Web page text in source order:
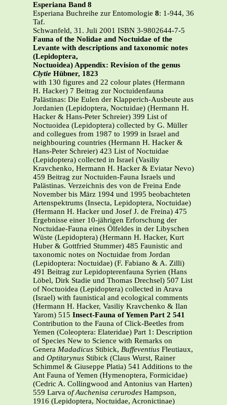
Esperiana Band 8
Esperiana Buchreihe zur Entomologie 8: 1-944, 36
Taf.
Schwanfeld, 31. Juli 2001 ISBN 3-9802644-7-5
Fauna of the Nolidae and Noctuidae of the
Levante with descriptions and taxonomic notes
(Lepidoptera,
Noctuoidea) Appendix: Revision of the genus
Clytie Hübner, 1823
with 130 figures and 22 colour plates (Hermann
H. Hacker) 7 Beitrag zur Noctuidenfauna
Palästinas: Die Eulen der Klapperich-Ausbeute aus
Jordanien (Lepidoptera, Noctuidae) (Hermann H.
Hacker & Hans-Peter Schreier) 399 List of
Noctuoidea (Lepidoptera) collected by G. Müller
and collegues from 1987 to 1999 in Israel and
neighbouring countries (Hermann H. Hacker &
Hans-Peter Schreier) 423 List of Noctuidae
(Lepidoptera) collected in Israel (Vasiliy
Kravchenko, Hermann H. Hacker & Eviatar Nevo)
459 Beitrag zur Noctuiden-Fauna Israels und
Palästinas. Verzeichnis des von de Freina Ende
November bis März 1994 und 1995 beobachteten
Artenspektrums (Insecta, Lepidoptera, Noctuidae)
(Hermann H. Hacker und Josef J. de Freina) 475
Ergebnisse einer 10-jährigen Erforschung der
Noctuidae-Fauna eines Ölfeldes in der Libyschen
Wüste (Lepidoptera) (Hermann H. Hacker, Kurt
Huber & Gottfried Stummer) 485 Faunistic and
taxonomic notes on Noctuidae from Jordan
(Lepidoptera: Noctuidae) (F. Fabiano & A. Zilli)
491 Beitrag zur Lepidopterenfauna Syrien (Hans
Löbel, Dirk Stadie und Thomas Drechsel) 507 List
of Noctuoidea (Lepidoptera) collected in Arava
(Israel) with faunistical and ecological comments
(Hermann H. Hacker, Vasiliy Kravchenko & Ilan
Yarom) 515 Insect-Fauna of Yemen Part 2 541
Contribution to the Fauna of Click-Beetles from
Yemen (Coleoptera: Elateridae) Part 1: Description
of Species New to Science with Remarks on
Genera Madadicus Stibick, Buffeventius Fleutiaux,
and Optitarynus Stibick (Claus Wurst, Rainer
Schimmel & Giuseppe Platia) 541 Additions to the
Ant Fauna of Yemen (Hymenoptera, Formicidae)
(Cedric A. Collingwood and Antonius van Harten)
559 Larva of Auchenisa cerurodes Hampson,
1916 (Lepidoptera, Noctuidae, Acronictinae)